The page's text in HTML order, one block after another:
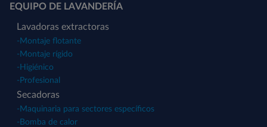
EQUIPO DE LAVANDERÍA
Lavadoras extractoras
- Montaje flotante
- Montaje rígido
- Higiénico
- Profesional
Secadoras
- Maquinaria para sectores específicos
- Bomba de calor